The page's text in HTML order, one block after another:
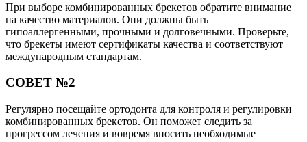
При выборе комбинированных брекетов обратите внимание
на качество материалов. Они должны быть
гипоаллергенными, прочными и долговечными. Проверьте,
что брекеты имеют сертификаты качества и соответствуют
международным стандартам.
СОВЕТ №2
Регулярно посещайте ортодонта для контроля и регулировки
комбинированных брекетов. Он поможет следить за
прогрессом лечения и вовремя вносить необходимые